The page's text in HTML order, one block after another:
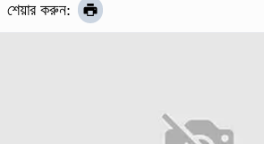
শেয়ার করুন: